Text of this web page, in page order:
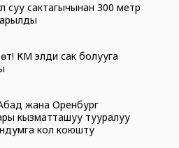
суу сактагычынан 300 метр
ӨКМ элди сак болууга
жана Оренбург
кызматташуу тууралуу
кол коюшту